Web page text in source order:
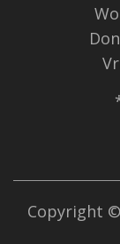
Copyright